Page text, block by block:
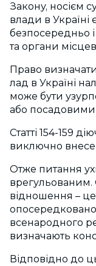
Закону, носієм
влади в
безпосередньо
та органи
Право
лад в Україні
може бути
або
Статті 154-159
виключно
Отже питання
відношення – це
всенародного
визначають
Відповідно до